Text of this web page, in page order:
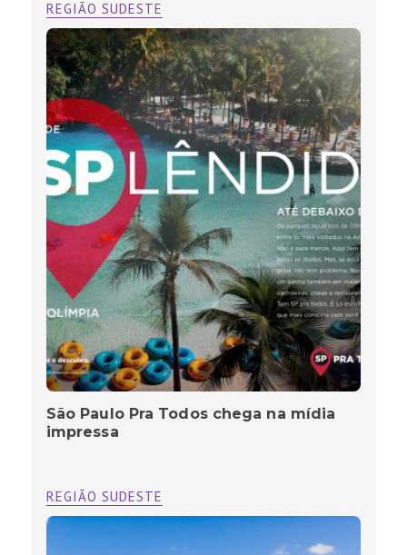
REGIÃO SUDESTE
São Paulo Pra Todos chega na mídia
impressa
REGIÃO SUDESTE